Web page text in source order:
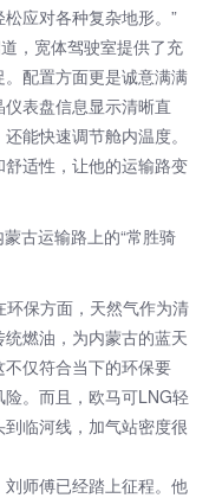
应对各种复杂地形。”
，宽体驾驶室提供了充
配置方面更是诚意满满
表盘信息显示清晰直
能快速调节舱内温度。
适性，让他的运输路变
保方面，天然气作为清
燃油，为内蒙古的蓝天
仅符合当下的环保要
。而且，欧马可LNG轻
临河线，加气站密度很
师傅已经踏上征程。他